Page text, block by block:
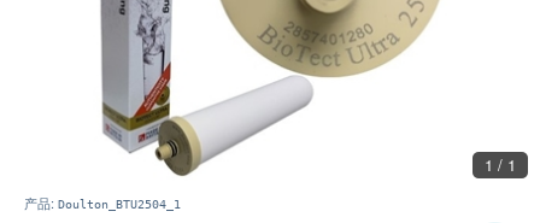
1 / 1
产品: Doulton_BTU2504_1